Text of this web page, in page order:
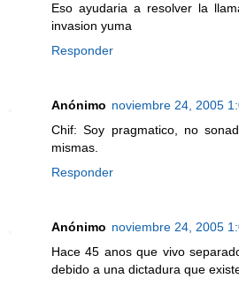
Eso ayudaria a resolver la
invasion yuma
Responder
Anónimo noviembre 24, 2005
Chif: Soy pragmatico, no
mismas.
Responder
Anónimo noviembre 24, 2005
Hace 45 anos que vivo
debido a una dictadura que